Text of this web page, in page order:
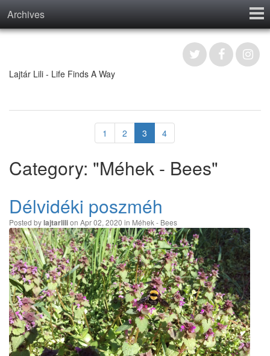
Archives
Home
Contact
Lajtár Lili - Life Finds A Way
1 2 3 4
Category: "Méhek - Bees"
Délvidéki poszméh
Posted bylajtarlilion Apr 02, 2020 in Méhek - Bees